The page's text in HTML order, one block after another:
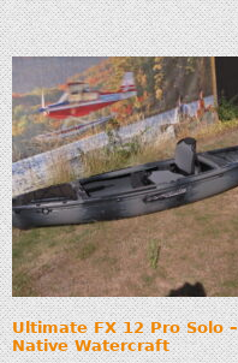
Ultimate FX 12 Pro Solo –
Native Watercraft